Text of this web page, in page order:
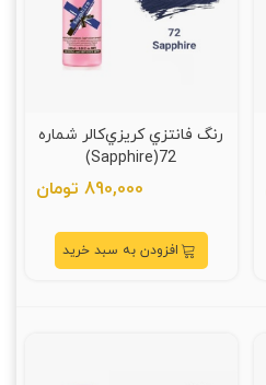
رنگ فانتزي کريزي‌کالر شماره
72(Sapphire)
890,000 تومان
افزودن به سبد خرید